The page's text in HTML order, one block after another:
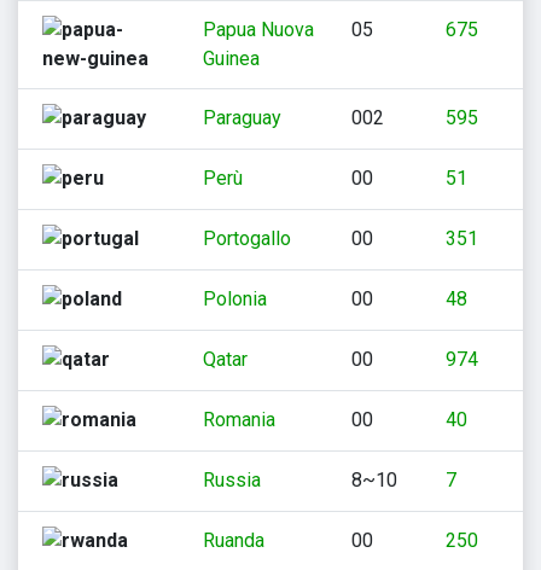
Papua Nuova
Guinea
05 675
Paraguay 002 595
Perù 00 51
Portogallo 00 351
Polonia 00 48
Qatar 00 974
Romania 00 40
Russia 8~10 7
Ruanda 00 250